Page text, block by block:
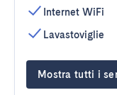
Internet WiFi
Lavastoviglie
Mostra tutti i